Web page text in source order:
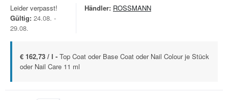
Leider verpasst!
Gültig: 24.08. -
29.08.
Händler: ROSSMANN
€ 162,73 / l - Top Coat oder Base Coat oder Nail Colour je Stück
oder Nail Care 11 ml